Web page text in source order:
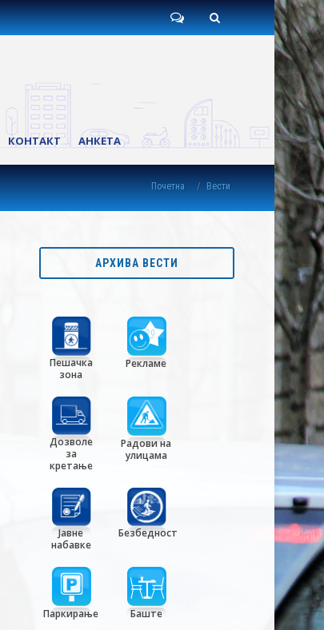
КОНТАКТ АНКЕТА
Почетна Вести
АРХИВА ВЕСТИ
Пешачка
зона
Рекламе
Дозволе
за
кретање
Радови на
улицама
Јавне
набавке
Безбедност
Паркирање Баште